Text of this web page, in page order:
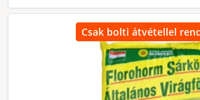
Csak bolti átvétellel